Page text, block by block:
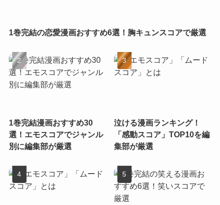
1巻完結の恋愛漫画おすすめ6選！胸キュンスコアで厳選
1巻完結漫画おすすめ30
選！エモスコアでジャンル
別に編集部が厳選
泣ける漫画ランキング！
「感動スコア」TOP10を編
集部が厳選